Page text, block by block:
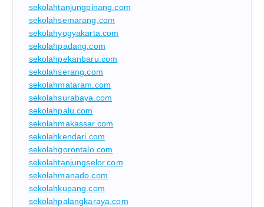
sekolahtanjungpinang.com
sekolahsemarang.com
sekolahyogyakarta.com
sekolahpadang.com
sekolahpekanbaru.com
sekolahserang.com
sekolahmataram.com
sekolahsurabaya.com
sekolahpalu.com
sekolahmakassar.com
sekolahkendari.com
sekolahgorontalo.com
sekolahtanjungselor.com
sekolahmanado.com
sekolahkupang.com
sekolahpalangkaraya.com